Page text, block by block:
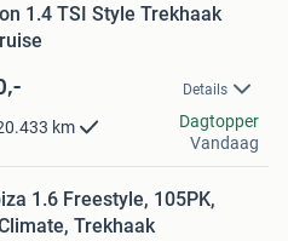
1.4 TSI Style Trekhaak
Details
km
Dagtopper
Vandaag
1.6 Freestyle, 105PK,
Trekhaak